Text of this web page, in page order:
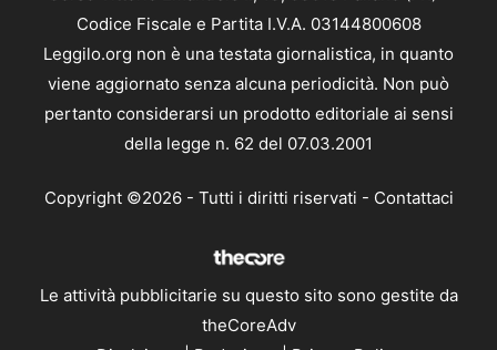
Codice Fiscale e Partita I.V.A. 03144800608
Leggilo.org non è una testata giornalistica, in quanto
viene aggiornato senza alcuna periodicità. Non può
pertanto considerarsi un prodotto editoriale ai sensi
della legge n. 62 del 07.03.2001
Copyright ©2026 - Tutti i diritti riservati - Contattaci
Le attività pubblicitarie su questo sito sono gestite da
theCoreAdv